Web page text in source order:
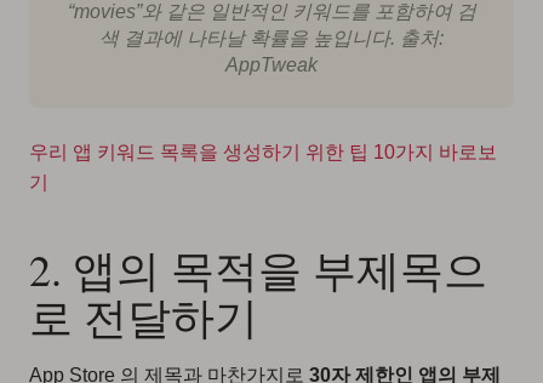
“movies”와 같은 일반적인 키워드를 포함하여 검
색 결과에 나타날 확률을 높입니다. 출처:
AppTweak
우리 앱 키워드 목록을 생성하기 위한 팁 10가지 바로보
기
2. 앱의 목적을 부제목으
로 전달하기
App Store 의 제목과 마찬가지로 30자 제한인 앱의 부제